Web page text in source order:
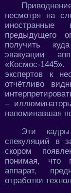
несмотря на
предыдущего
получить
эвакуации
«Космос-
экспертов к
отчётливо
–
напоминавшая
Эти
спекуляций в
скором
понимая, что
аппарат,
отработки